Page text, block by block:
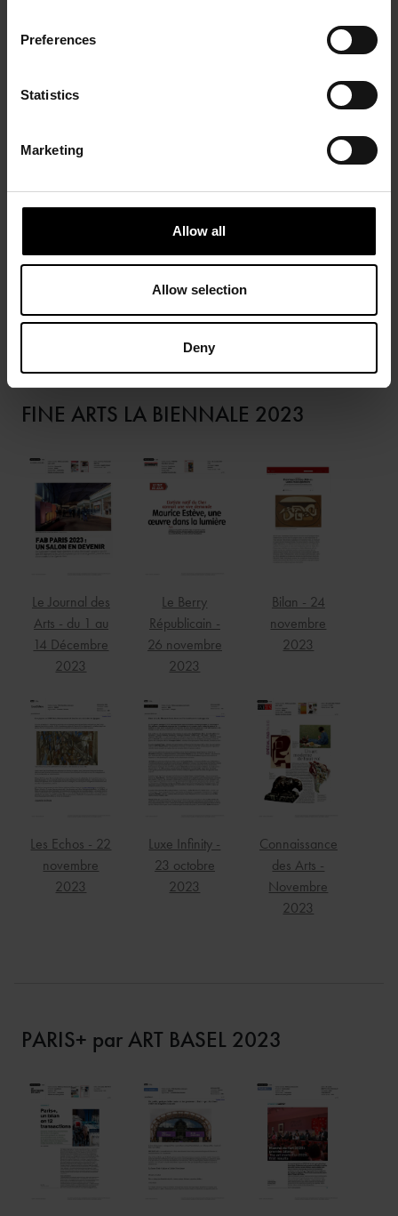
Preferences
Statistics
Marketing
Allow all
Allow selection
Deny
Bilan - 26
FINE ARTS LA BIENNALE 2023
Le Journal des
Arts - du 1 au
14 Décembre
2023
Le Berry
Républicain -
26 novembre
2023
Bilan - 24
novembre
2023
Les Echos - 22
novembre
2023
Luxe Infinity -
23 octobre
2023
Connaissance
des Arts -
Novembre
2023
PARIS+ par ART BASEL 2023